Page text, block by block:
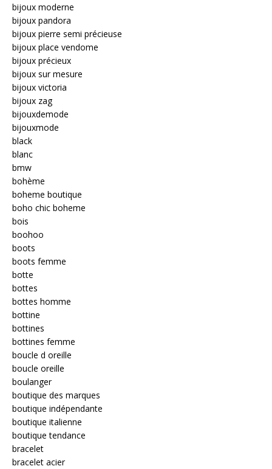
bijoux moderne
bijoux pandora
bijoux pierre semi précieuse
bijoux place vendome
bijoux précieux
bijoux sur mesure
bijoux victoria
bijoux zag
bijouxdemode
bijouxmode
black
blanc
bmw
bohème
boheme boutique
boho chic boheme
bois
boohoo
boots
boots femme
botte
bottes
bottes homme
bottine
bottines
bottines femme
boucle d oreille
boucle oreille
boulanger
boutique des marques
boutique indépendante
boutique italienne
boutique tendance
bracelet
bracelet acier